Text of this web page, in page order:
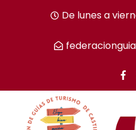
tecla
De lunes a